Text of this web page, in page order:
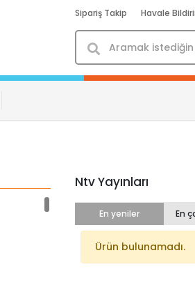
Sipariş Takip Havale
Ntv Yayınları
En yeniler En
Ürün bulunamadı.